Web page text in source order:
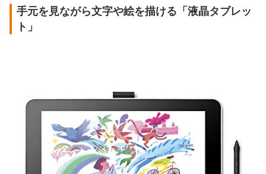
手元を見ながら文字や絵を描ける「液晶タブレッ
ト」